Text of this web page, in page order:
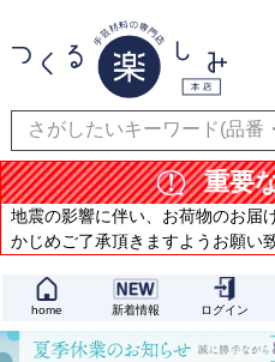
重要
地震の影響に伴い、お荷物のお届
かじめご了承頂きますようお願い
home 新着情報 ログイン